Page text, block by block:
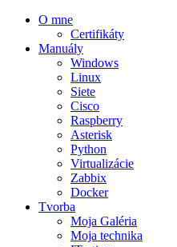
O mne
Certifikáty
Manuály
Windows
Linux
Siete
Cisco
Raspberry
Asterisk
Python
Virtualizácie
Zabbix
Docker
Tvorba
Moja Galéria
Moja technika